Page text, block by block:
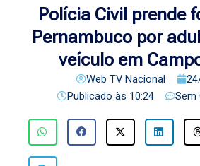
Polícia Civil prende
Pernambuco por
veículo em
Web TV Nacional
Publicado às 10:24 Sem